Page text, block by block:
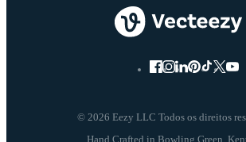
© 2026 Eezy LLC Todos os direitos